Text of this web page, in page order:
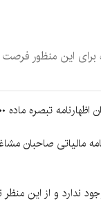
تا پایان مردادماه برای
اظهارنامه مالیاتی
ندارد و از این